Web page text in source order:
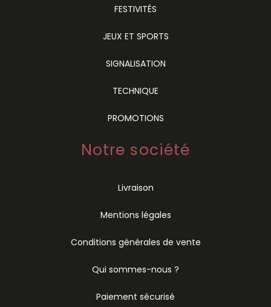
FESTIVITÉS
JEUX ET SPORTS
SIGNALISATION
TECHNIQUE
PROMOTIONS
Notre société
Livraison
Mentions légales
Conditions générales de vente
Qui sommes-nous ?
Paiement sécurisé